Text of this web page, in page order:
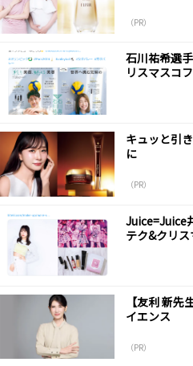
（PR）
石川祐希選
リスマスコ
キュッと引
に
（PR）
Juice=Juice
テク&クリ
【友利 新
イエンス
（PR）